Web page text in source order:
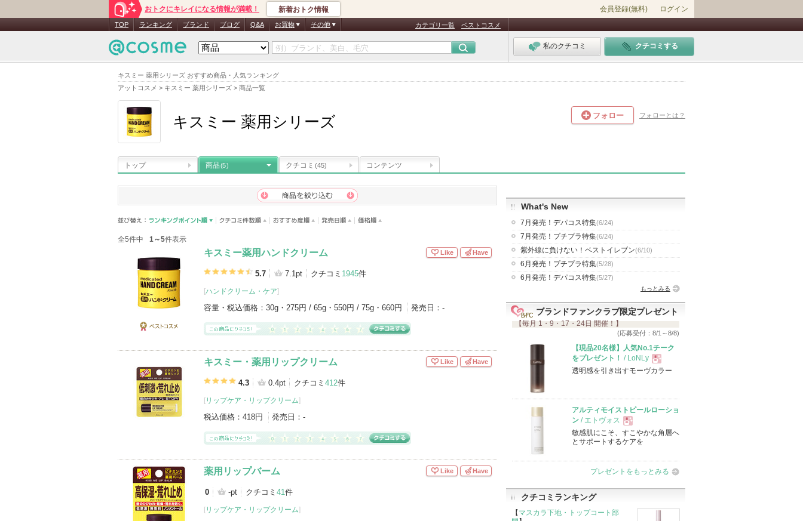
キスミー 薬用シリーズ おすすめ商品・人気ランキング
アットコスメ > キスミー 薬用シリーズ > 商品一覧
おトクにキレイになる情報が満載！ 新着おトク情報 会員登録(無料) ログイン
TOP ランキング ブランド ブログ Q&A お買物 その他 カテゴリ一覧 ベストコスメ
私のクチコミ クチコミする
キスミー 薬用シリーズ フォロー フォローとは？
トップ 商品(5) クチコミ (45) コンテンツ
全5件中 1～5件表示
キスミー薬用ハンドクリーム
5.7 7.1pt クチコミ 1945件
[ハンドクリーム・ケア]
容量・税込価格： 30g・275円 / 65g・550円 / 75g・660円 発売日： -
Like Have
キスミー・薬用リップクリーム
4.3 0.4pt クチコミ 412件
[ リップケア・リップクリーム]
税込価格： 418円 発売日： -
Like Have
薬用リップバーム
0 -pt クチコミ 41件
[ リップケア・リップクリーム]
Like Have
What's New
7月発売！デパコス特集(6/24)
7月発売！プチプラ特集(6/24)
紫外線に負けない！ベストイレブン(6/10)
6月発売！プチプラ特集(5/28)
6月発売！デパコス特集(5/27)
もっとみる
ブランドファンクラブ限定プレゼント
【毎月 1・9・17・24日 開催！】
(応募受付：8/1～8/8)
【現品20名様】人気No.1チーク
をプレゼント！
/ LoNLy
現
透明感を引き出すモーヴカラー
アルティモイストピールローショ
ン / エトヴォス
現
品
敏感肌にこそ、すこやかな角層へ
とサポートするケアを
プレゼントをもっとみる
クチコミランキング
【 マスカラ下地・トップコート部